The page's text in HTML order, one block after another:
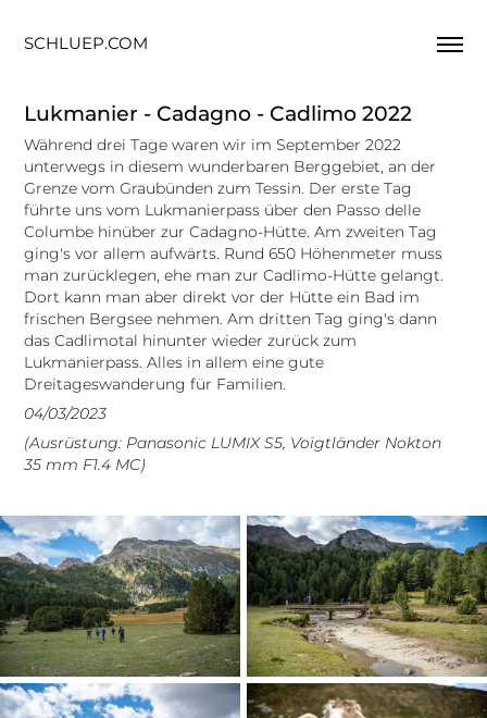
SCHLUEP.COM
Lukmanier - Cadagno - Cadlimo 2022
Während drei Tage waren wir im September 2022
unterwegs in diesem wunderbaren Berggebiet, an der
Grenze vom Graubünden zum Tessin. Der erste Tag
führte uns vom Lukmanierpass über den Passo delle
Columbe hinüber zur Cadagno-Hütte. Am zweiten Tag
ging's vor allem aufwärts. Rund 650 Höhenmeter muss
man zurücklegen, ehe man zur Cadlimo-Hütte gelangt.
Dort kann man aber direkt vor der Hütte ein Bad im
frischen Bergsee nehmen. Am dritten Tag ging's dann
das Cadlimotal hinunter wieder zurück zum
Lukmanierpass. Alles in allem eine gute
Dreitageswanderung für Familien.
04/03/2023
(Ausrüstung: Panasonic LUMIX S5, Voigtländer Nokton
35 mm F1.4 MC)